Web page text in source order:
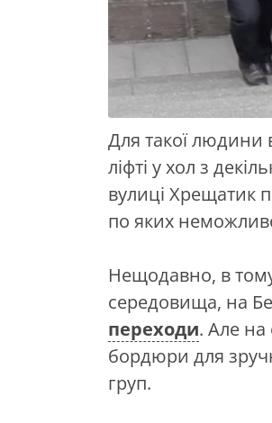
Для такої людини
ліфті у хол з
вулиці Хрещатик
по яких
Нещодавно, в
середовища, на
переходи. Але на
бордюри для
груп.